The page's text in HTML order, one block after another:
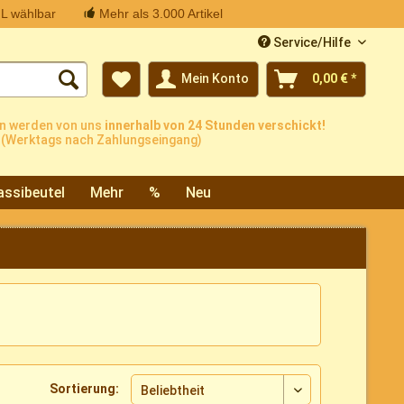
wählbar
Mehr als 3.000 Artikel
Service/Hilfe
Mein Konto 0,00 € *
werden von uns innerhalb von 24 Stunden verschickt!
(Werktags nach Zahlungseingang)
Mehr % Neu
Sortierung: